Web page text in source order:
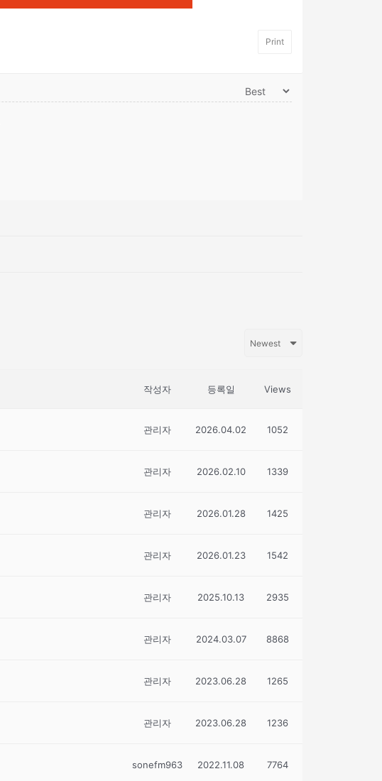
Print
작성자 등록일 Views
관리자 2026.04.02 1052
관리자 2026.02.10 1339
관리자 2026.01.28 1425
관리자 2026.01.23 1542
관리자 2025.10.13 2935
관리자 2024.03.07 8868
관리자 2023.06.28 1265
관리자 2023.06.28 1236
sonefm963 2022.11.08 7764